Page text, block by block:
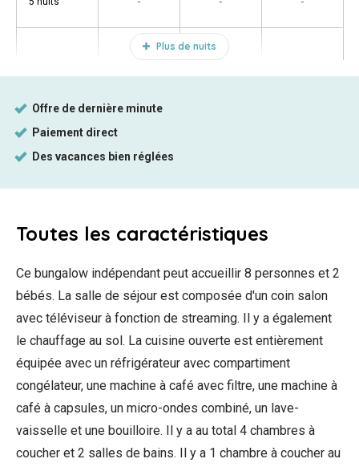
Plus de nuits
Toutes les caractéristiques
Ce bungalow indépendant peut accueillir 8 personnes et 2
bébés. La salle de séjour est composée d'un coin salon
avec téléviseur à fonction de streaming. Il y a également
le chauffage au sol. La cuisine ouverte est entièrement
équipée avec un réfrigérateur avec compartiment
congélateur, une machine à café avec filtre, une machine à
café à capsules, un micro-ondes combiné, un lave-
vaisselle et une bouilloire. Il y a au total 4 chambres à
coucher et 2 salles de bains. Il y a 1 chambre à coucher au